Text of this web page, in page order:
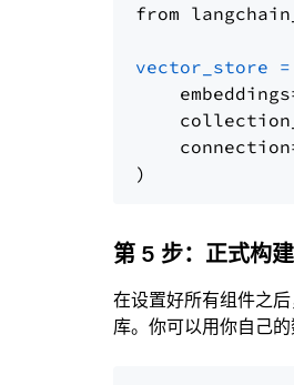
from
vector_store =
第 5 步：正式构
在设置好所有组件之
库。你可以用你自己